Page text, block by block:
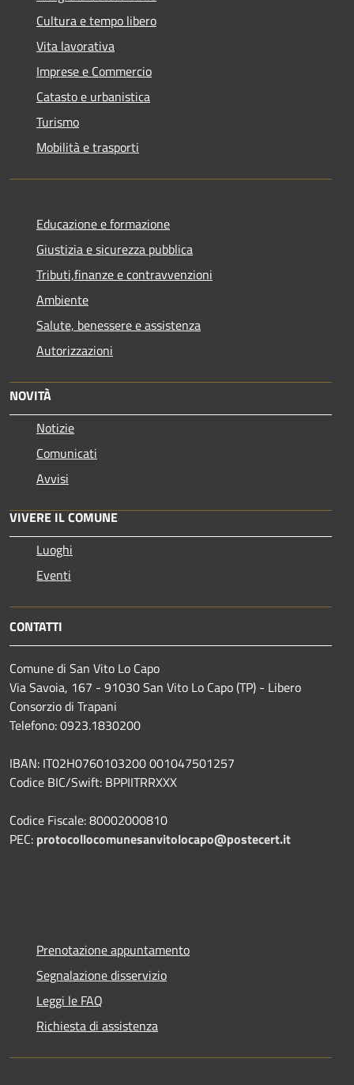
Cultura e tempo libero
Vita lavorativa
Imprese e Commercio
Catasto e urbanistica
Turismo
Mobilità e trasporti
Educazione e formazione
Giustizia e sicurezza pubblica
Tributi,finanze e contravvenzioni
Ambiente
Salute, benessere e assistenza
Autorizzazioni
NOVITÀ
Notizie
Comunicati
Avvisi
VIVERE IL COMUNE
Luoghi
Eventi
CONTATTI
Comune di San Vito Lo Capo
Via Savoia, 167 - 91030 San Vito Lo Capo (TP) - Libero
Consorzio di Trapani
Telefono: 0923.1830200
IBAN: IT02H0760103200 001047501257
Codice BIC/Swift: BPPIITRRXXX
Codice Fiscale: 80002000810
PEC: protocollocomunesanvitolocapo@postecert.it
Prenotazione appuntamento
Segnalazione disservizio
Leggi le FAQ
Richiesta di assistenza